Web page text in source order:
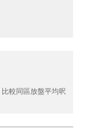
比較同區放盤平均呎